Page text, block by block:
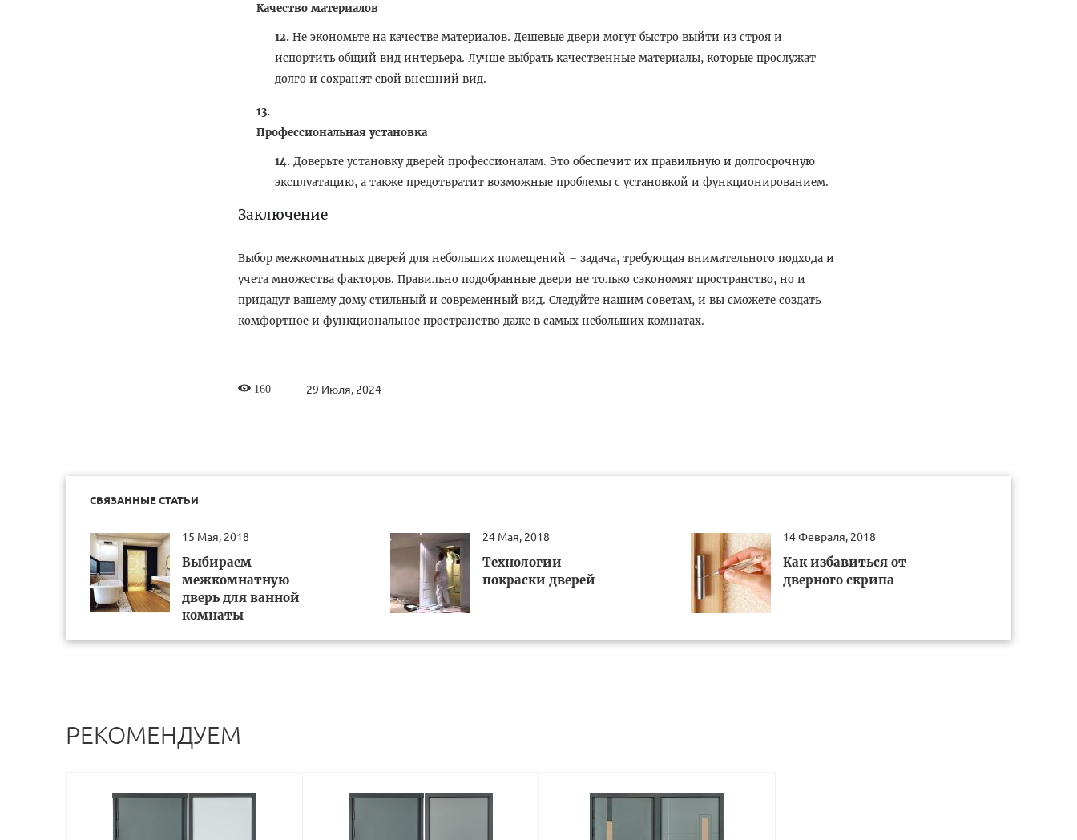
Качество материалов
Не экономьте на качестве материалов. Дешевые двери могут быстро выйти из строя и
испортить общий вид интерьера. Лучше выбрать качественные материалы, которые прослужат
долго и сохранят свой внешний вид.
Профессиональная установка
Доверьте установку дверей профессионалам. Это обеспечит их правильную и долгосрочную
эксплуатацию, а также предотвратит возможные проблемы с установкой и функционированием.
Заключение
Выбор межкомнатных дверей для небольших помещений – задача, требующая внимательного подхода и
учета множества факторов. Правильно подобранные двери не только сэкономят пространство, но и
придадут вашему дому стильный и современный вид. Следуйте нашим советам, и вы сможете создать
комфортное и функциональное пространство даже в самых небольших комнатах.
160 29 Июля, 2024
СВЯЗАННЫЕ СТАТЬИ
15 Мая, 2018
Выбираем
межкомнатную
дверь для ванной
комнаты
24 Мая, 2018
Технологии
покраски дверей
14 Февраля, 2018
Как избавиться от
дверного скрипа
РЕКОМЕНДУЕМ